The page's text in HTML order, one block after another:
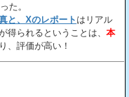
た。
と、Xのレポート はリアル
得られるということは、 本
、評価が高い！